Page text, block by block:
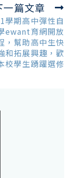
一篇文章
學期高中彈性自
ewant育網開放
，幫助高中生快
和拓展興趣，歡
校學生踴躍選修